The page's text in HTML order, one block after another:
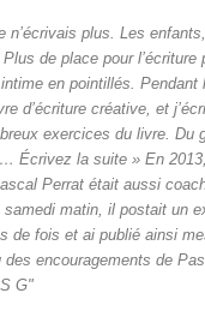
n’écrivais plus. Les
de place pour l’écriture
intime en pointillés.
d’écriture créative, et
exercices du livre. Du
Écrivez la suite » En
Perrat était aussi
matin, il postait un
de fois et ai publié ainsi
des encouragements de
G"